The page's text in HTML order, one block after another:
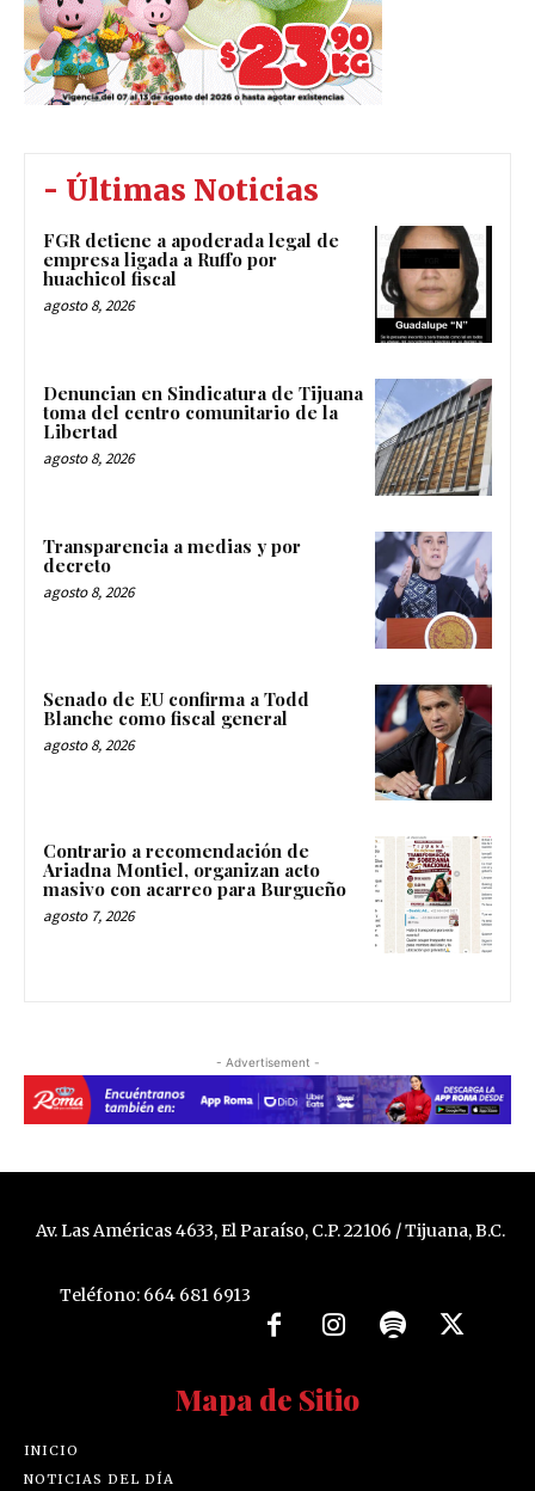
- Últimas Noticias
FGR detiene a apoderada legal de
empresa ligada a Ruffo por
huachicol fiscal
agosto 8, 2026
Denuncian en Sindicatura de Tijuana
toma del centro comunitario de la
Libertad
agosto 8, 2026
Transparencia a medias y por
decreto
agosto 8, 2026
Senado de EU confirma a Todd
Blanche como fiscal general
agosto 8, 2026
Contrario a recomendación de
Ariadna Montiel, organizan acto
masivo con acarreo para Burgueño
agosto 7, 2026
- Advertisement -
Av. Las Américas 4633, El Paraíso, C.P. 22106 / Tijuana, B.C.
Teléfono: 664 681 6913
Mapa de Sitio
INICIO
NOTICIAS DEL DÍA